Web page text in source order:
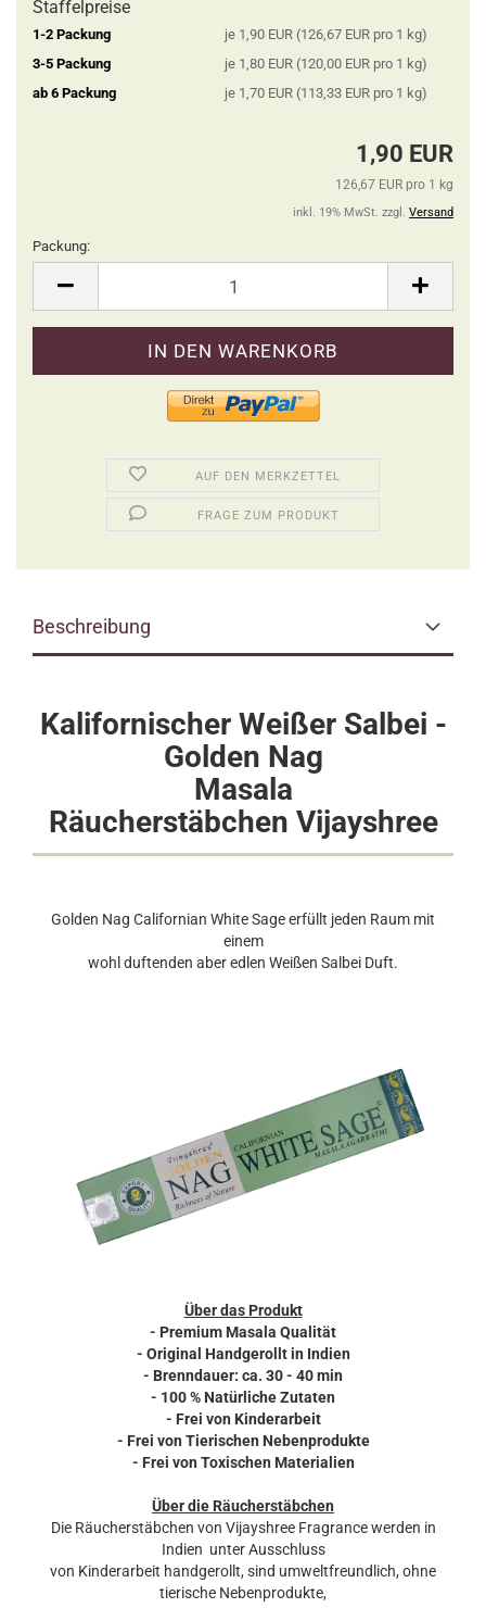
Staffelpreise
1-2 Packung
je 1,90 EUR (126,67 EUR pro 1 kg)
3-5 Packung
je 1,80 EUR (120,00 EUR pro 1 kg)
ab 6 Packung
je 1,70 EUR (113,33 EUR pro 1 kg)
1,90 EUR
126,67 EUR pro 1 kg
inkl. 19% MwSt. zzgl. Versand
Packung:
AUF DEN MERKZETTEL
FRAGE ZUM PRODUKT
Beschreibung
Kalifornischer Weißer Salbei -
Golden Nag
Masala
Räucherstäbchen Vijayshree
Golden Nag Californian White Sage erfüllt jeden Raum mit
einem
wohl duftenden aber edlen Weißen Salbei Duft.
Über das Produkt
- Premium Masala Qualität
- Original Handgerollt in Indien
- Brenndauer: ca. 30 - 40 min
- 100 % Natürliche Zutaten
- Frei von Kinderarbeit
- Frei von Tierischen Nebenprodukte
- Frei von Toxischen Materialien
Über die Räucherstäbchen
Die Räucherstäbchen von Vijayshree Fragrance werden in
Indien unter Ausschluss
von Kinderarbeit handgerollt, sind umweltfreundlich, ohne
tierische Nebenprodukte,